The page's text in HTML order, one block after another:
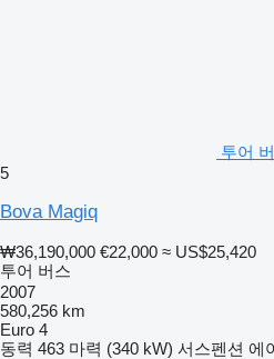
투어
5
Bova Magiq
₩36,190,000 €22,000 ≈ US$25,420
투어 버스
2007
580,256 km
Euro 4
동력 463 마력 (340 kW) 서스펜션 에